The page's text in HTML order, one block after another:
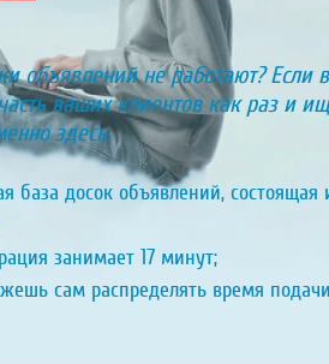
объявлений не работают? Если
ваших клиентов как раз и
здесь.
база досок объявлений, состоящая
занимает 17 минут;
сам распределять время